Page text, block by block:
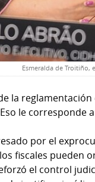
Esmeralda de Troitiño,
la
le corresponde
por el
fiscales pueden
el control